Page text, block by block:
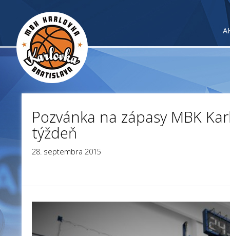
Pozvánka na zápasy MBK
týždeň
28. septembra 2015